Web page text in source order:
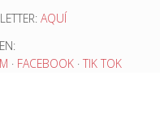
AQUÍ
· FACEBOOK · TIK TOK